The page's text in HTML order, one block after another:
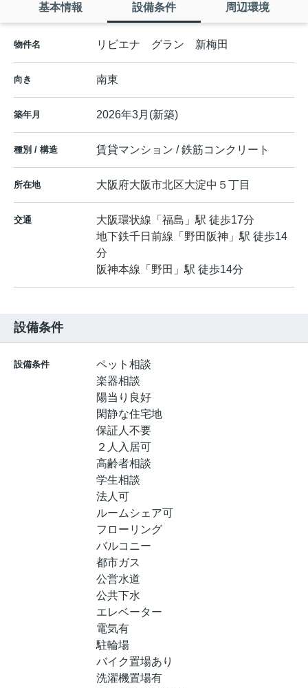
基本情報 設備条件 周辺環境
物件名 リビエナ グラン 新梅田
向き 南東
築年月 2026年3月(新築)
種別 / 構造 賃貸マンション / 鉄筋コンクリート
所在地 大阪府大阪市北区大淀中 ５丁目
交通 大阪環状線 「 福島 」駅 徒歩17分
地下鉄千日前線 「 野田阪神 」駅 徒歩14
分
阪神本線 「 野田 」駅 徒歩14分
設備条件
設備条件
ペット相談
楽器相談
陽当り良好
閑静な住宅地
保証人不要
２人入居可
高齢者相談
学生相談
法人可
ルームシェア可
フローリング
バルコニー
都市ガス
公営水道
公共下水
エレベーター
電気有
駐輪場
バイク置場あり
洗濯機置場有